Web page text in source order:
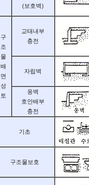
(보호벽)
구
조
물
배
면
성
토
교태내부
충전
자립벽
옹벽
호안배부
충전
기초
구조물보호